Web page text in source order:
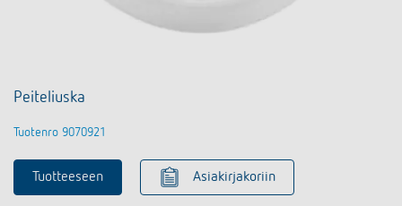
Peiteliuska
Tuotenro 9070921
Tuotteeseen Asiakirjakoriin